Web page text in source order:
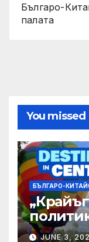
Българо-
палaта
You missed
БЪЛГАРО-
JUNE 3,